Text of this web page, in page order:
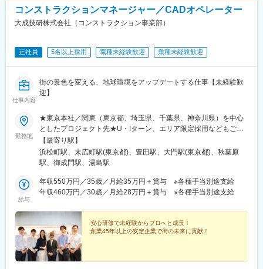
コンストラクションマネージャー／CADオペレーター
大成技研株式会社（コンストラクション事業部）
正社員 5名以上採用 職種未経験歓迎 業種未経験歓迎
仕事内容
街の景色を変える、地球環境をアップデートする仕事【未経験歓
迎】
勤務地
★東京本社／関東（東京都、埼玉県、千葉県、神奈川県）を中心
としたプロジェクト先★U・Iターン、エリア限定採用などもご相
談可能です！【主要拠点】■東京本社（浜松町）■研修施設「A-
LABO」（秋葉原）■西東京技術センター（日野市）※受動喫煙対
策あり【取引先例】※一部(株)IHI／(株)淺沼組／(株)大林組／(株)き
リング(株)／清水建設(株)／重環オペレーション(株)／新菱冷熱工
業(株)／新日本空調(株)／住友重機械工業(株)／住友重機械搬送シ
テムテクノロジーズ(株)／東洋熱工業(株)／日揮(株)／(株)日立パワ
ーソリューションズ／三菱重工環境・化学エンジニアリング(株)／
三菱重工業(株)／三菱電機エンジニアリング(株)／メタウォーター
(株) など
【最寄り駅】
浜松町駅、末広町駅(東京都)、豊田駅、大門駅(東京都)、秋葉原
駅、御成門駅、湯島駅
給与
年収550万円／35歳／月給35万円＋賞与 ※各種手当別途支給
年収460万円／30歳／月給28万円＋賞与 ※各種手当別途支給
安心研修で未経験からプロへと成長！
創業45年以上の安定企業で街の未来に貢献！